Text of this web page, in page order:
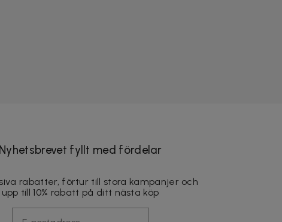
Nyhetsbrevet fyllt med fördelar
rabatter, förtur till stora kampanjer och
upp till 10% rabatt på ditt nästa köp